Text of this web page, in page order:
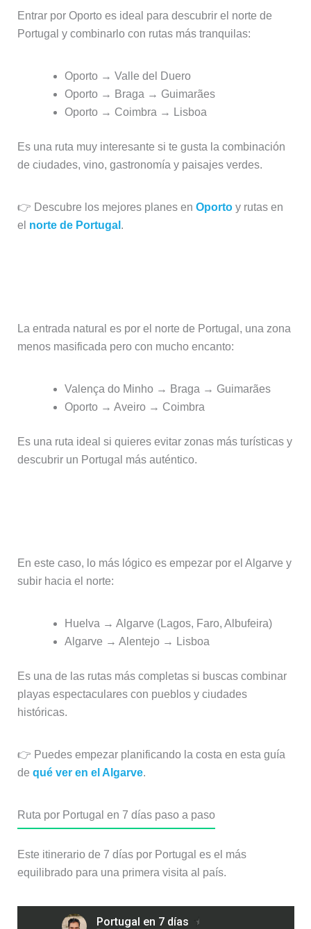
Entrar por Oporto es ideal para descubrir el norte de
Portugal y combinarlo con rutas más tranquilas:
Oporto → Valle del Duero
Oporto → Braga → Guimarães
Oporto → Coimbra → Lisboa
Es una ruta muy interesante si te gusta la combinación
de ciudades, vino, gastronomía y paisajes verdes.
👉 Descubre los mejores planes en Oportoy rutas en
el norte de Portugal .
La entrada natural es por el norte de Portugal, una zona
menos masificada pero con mucho encanto:
Valença do Minho → Braga → Guimarães
Oporto → Aveiro → Coimbra
Es una ruta ideal si quieres evitar zonas más turísticas y
descubrir un Portugal más auténtico.
En este caso, lo más lógico es empezar por el Algarve y
subir hacia el norte:
Huelva → Algarve (Lagos, Faro, Albufeira)
Algarve → Alentejo → Lisboa
Es una de las rutas más completas si buscas combinar
playas espectaculares con pueblos y ciudades
históricas.
👉 Puedes empezar planificando la costa en esta guía
de qué ver en el Algarve.
Ruta por Portugal en 7 días paso a paso
Este itinerario de 7 días por Portugal es el más
equilibrado para una primera visita al país.